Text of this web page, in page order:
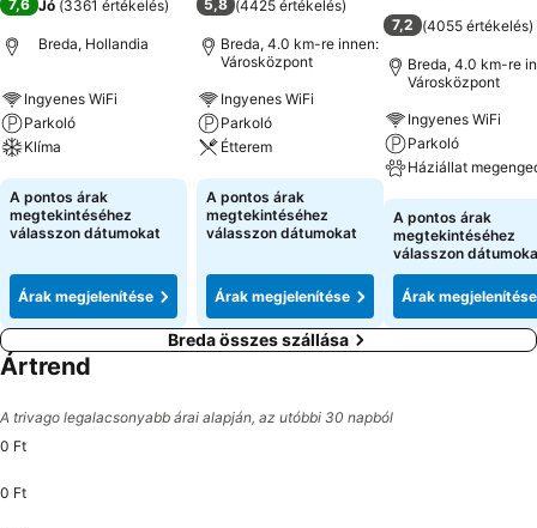
7,6 Jó (3361 értékelés)
Breda, Hollandia
Ingyenes WiFi
Parkoló
Klíma
Árak megjelenítése
A pontos árak
megtekintéséhez
válasszon dátumokat
Árak megjelenítése
5,8 (4425 értékelés)
Breda, 4.0 km-re innen:
Városközpont
Ingyenes WiFi
Parkoló
Étterem
Árak megjelenítése
A pontos árak
megtekintéséhez
válasszon dátumokat
Árak megjelenítése
7,2 (4055 értékelés)
Breda, 4.0 km-re
Városközpont
Ingyenes WiFi
Parkoló
Háziállat
Árak
A pontos árak
megtekintéséhez
válasszon
Árak megjelenítése
Breda összes szállása
Ártrend
A trivago legalacsonyabb árai alapján, az utóbbi 30 napból
0 Ft
0 Ft